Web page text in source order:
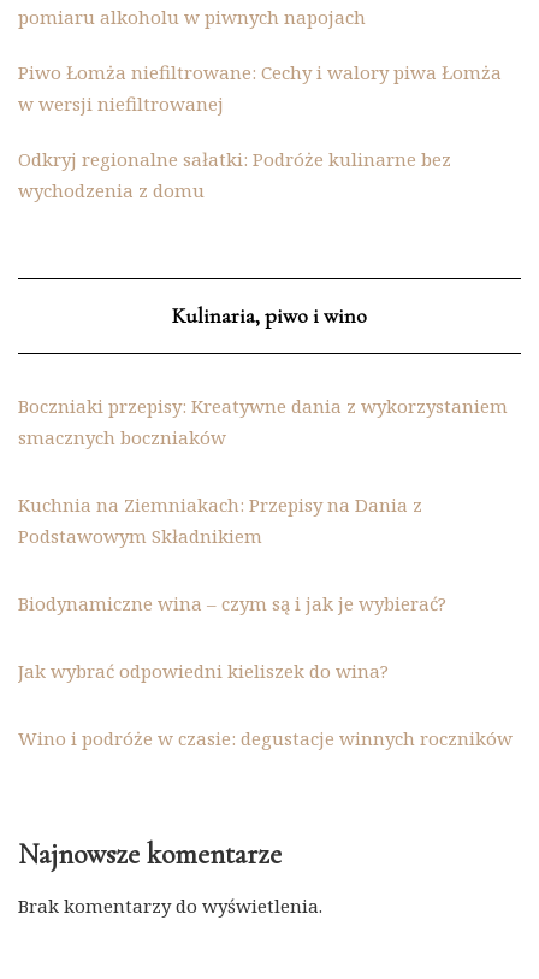
pomiaru alkoholu w piwnych napojach
Piwo Łomża niefiltrowane: Cechy i walory piwa Łomża
w wersji niefiltrowanej
Odkryj regionalne sałatki: Podróże kulinarne bez
wychodzenia z domu
Kulinaria, piwo i wino
Boczniaki przepisy: Kreatywne dania z wykorzystaniem
smacznych boczniaków
Kuchnia na Ziemniakach: Przepisy na Dania z
Podstawowym Składnikiem
Biodynamiczne wina – czym są i jak je wybierać?
Jak wybrać odpowiedni kieliszek do wina?
Wino i podróże w czasie: degustacje winnych roczników
Najnowsze komentarze
Brak komentarzy do wyświetlenia.